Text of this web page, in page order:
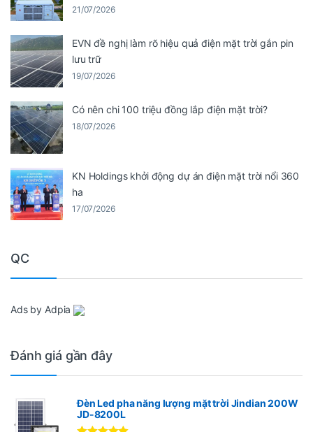
21/07/2026
EVN đề nghị làm rõ hiệu quả điện mặt trời gắn pin
lưu trữ
19/07/2026
Có nên chi 100 triệu đồng lắp điện mặt trời?
18/07/2026
KN Holdings khởi động dự án điện mặt trời nổi 360
ha
17/07/2026
QC
Ads by Adpia
Đánh giá gần đây
Đèn Led pha năng lượng mặt trời Jindian 200W
JD-8200L